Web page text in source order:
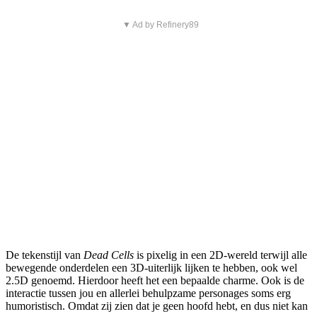
▼ Ad by Refinery89
De tekenstijl van Dead Cells is pixelig in een 2D-wereld terwijl alle
bewegende onderdelen een 3D-uiterlijk lijken te hebben, ook wel
2.5D genoemd. Hierdoor heeft het een bepaalde charme. Ook is de
interactie tussen jou en allerlei behulpzame personages soms erg
humoristisch. Omdat zij zien dat je geen hoofd hebt, en dus niet kan